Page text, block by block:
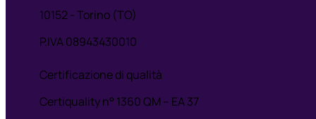
10152 - Torino (TO)
P.IVA 08943430010
Certificazione di qualità
Certiquality n° 1360 QM – EA 37